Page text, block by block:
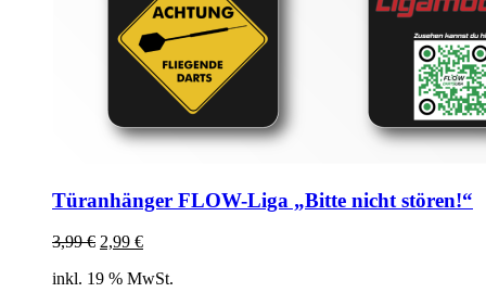
Türanhänger FLOW-Liga „Bitte nicht stören!“
3,99€ Ursprünglicher
war:
2,99 €Aktueller
ist:
inkl. 19 % MwSt.